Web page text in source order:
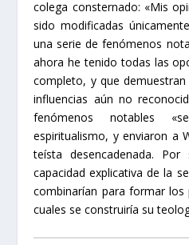
colega consternado: «Mis
sido modificadas
una serie de fenómenos
ahora he tenido todas las
completo, y que
influencias aún no
fenómenos notables
espiritualismo, y enviaron a
teísta desencadenada.
capacidad explicativa de la
combinarían para formar
cuales se construiría su